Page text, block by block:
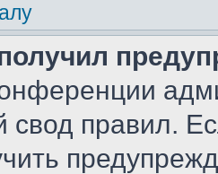
свод правил.